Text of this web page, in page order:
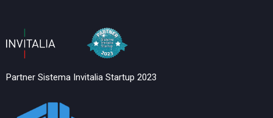
Partner Sistema Invitalia Startup 2023